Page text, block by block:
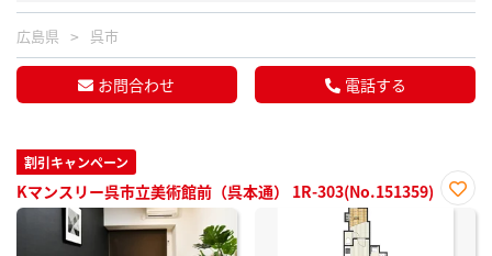
広島県 呉市
お問合わせ 電話する
割引キャンペーン
Kマンスリー呉市立美術館前（呉本通） 1R-303(No.151359)
お気